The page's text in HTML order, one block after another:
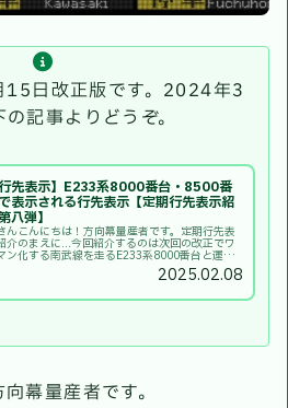
日改正版です。2024年3
記事よりどうぞ。
行先表示】E233系8000番台・8500番
表示される行先表示【定期行先表示紹
八弾】
んこんにちは！方向幕量産者です。定期行先表
介のまえに...今回紹介するのは次回の改正でワ
ン化する南武線を走るE233系8000番台と運用
脱が噂されるワンマン化工事を受けておらず元0番
だったE233系8500番台を同時に紹介し...2025.02.08
幕量産者です。